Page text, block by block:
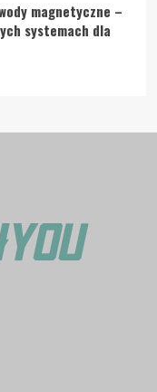
magnetyczne –
systemach dla